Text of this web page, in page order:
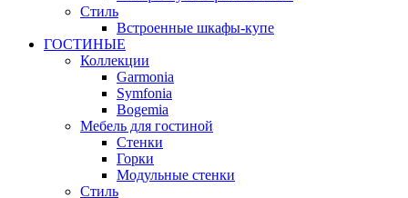
Стиль
Встроенные шкафы-купе
ГОСТИНЫЕ
Коллекции
Garmonia
Symfonia
Bogemia
Мебель для гостиной
Стенки
Горки
Модульные стенки
Стиль